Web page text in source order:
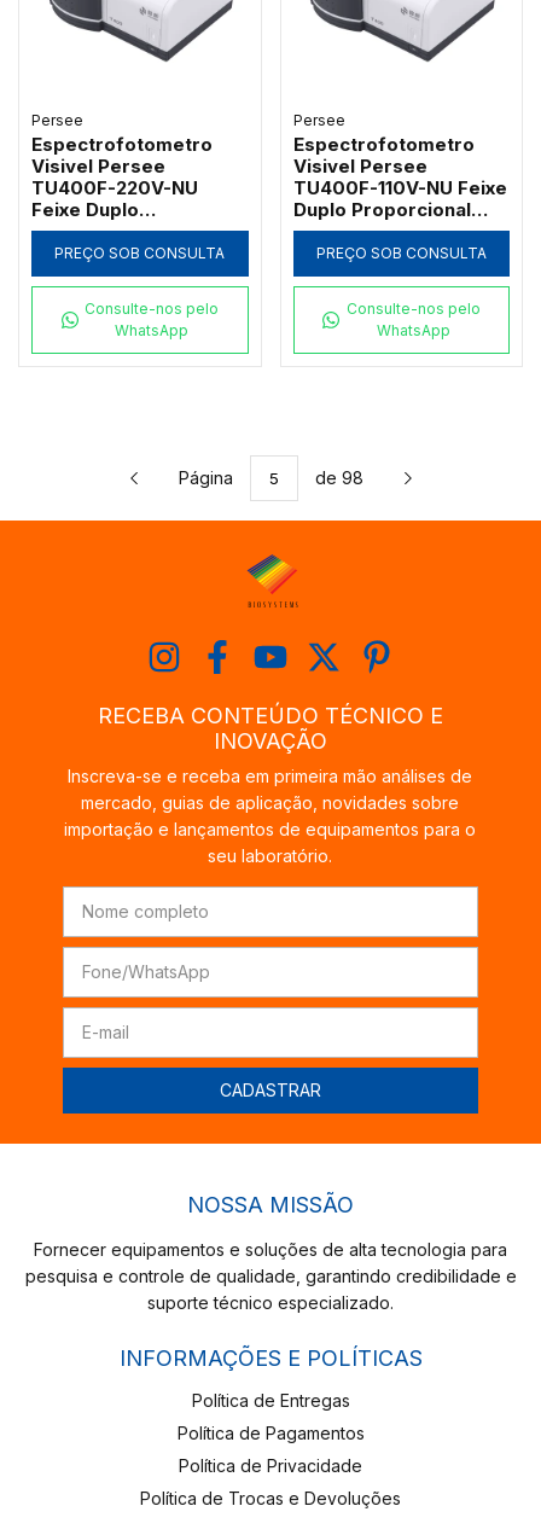
Persee
Espectrofotometro
Visivel Persee
TU400F-220V-NU
Feixe Duplo
Proporcional com Tela
Touch Screen 7" e
Suporte 5 Cubetas (5-
PREÇO SOB CONSULTA
Consulte-nos pelo
WhatsApp
Persee
Espectrofotometro
Visivel Persee
TU400F-110V-NU Feixe
Duplo Proporcional
com Tela Touch
Screen 7" e Suporte 5
Cubetas (5-100mm)
PREÇO SOB CONSULTA
Consulte-nos pelo
WhatsApp
Página de 98
RECEBA CONTEÚDO TÉCNICO E
INOVAÇÃO
Inscreva-se e receba em primeira mão análises de
mercado, guias de aplicação, novidades sobre
importação e lançamentos de equipamentos para o
seu laboratório.
NOSSA MISSÃO
Fornecer equipamentos e soluções de alta tecnologia para
pesquisa e controle de qualidade, garantindo credibilidade e
suporte técnico especializado.
INFORMAÇÕES E POLÍTICAS
Política de Entregas
Política de Pagamentos
Política de Privacidade
Política de Trocas e Devoluções